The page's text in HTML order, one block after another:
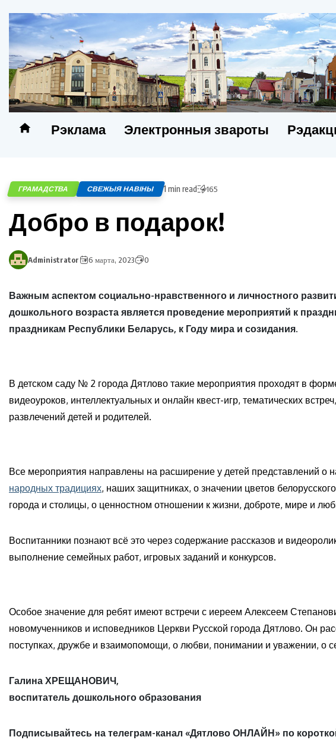
Рэклама Электронныя звароты
ГРАМАДСТВА СВЕЖЫЯ НАВІНЫ 1 min read 165
Добро в подарок!
Administrator 6 марта, 2023 0
Важным аспектом социально-нравственного и личностного
дошкольного возраста является проведение мероприятий к
праздникам Республики Беларусь, к Году мира и созидания.
В детском саду № 2 города Дятлово такие мероприятия проходят в
видеоуроков, интеллектуальных и онлайн квест-игр, тематических
развлечений детей и родителей.
Все мероприятия направлены на расширение у детей представлений о
народных традициях, наших защитниках, о значении цветов
города и столицы, о ценностном отношении к жизни, доброте, мире и
Воспитанники познают всё это через содержание рассказов и
выполнение семейных работ, игровых заданий и конкурсов.
Особое значение для ребят имеют встречи с иереем Алексеем
новомученников и исповедников Церкви Русской города Дятлово. Он
поступках, дружбе и взаимопомощи, о любви, понимании и уважении, о
Галина ХРЕЩАНОВИЧ,
воспитатель дошкольного образования
Подписывайтесь на телеграм-канал «Дятлово ОНЛАЙН» по